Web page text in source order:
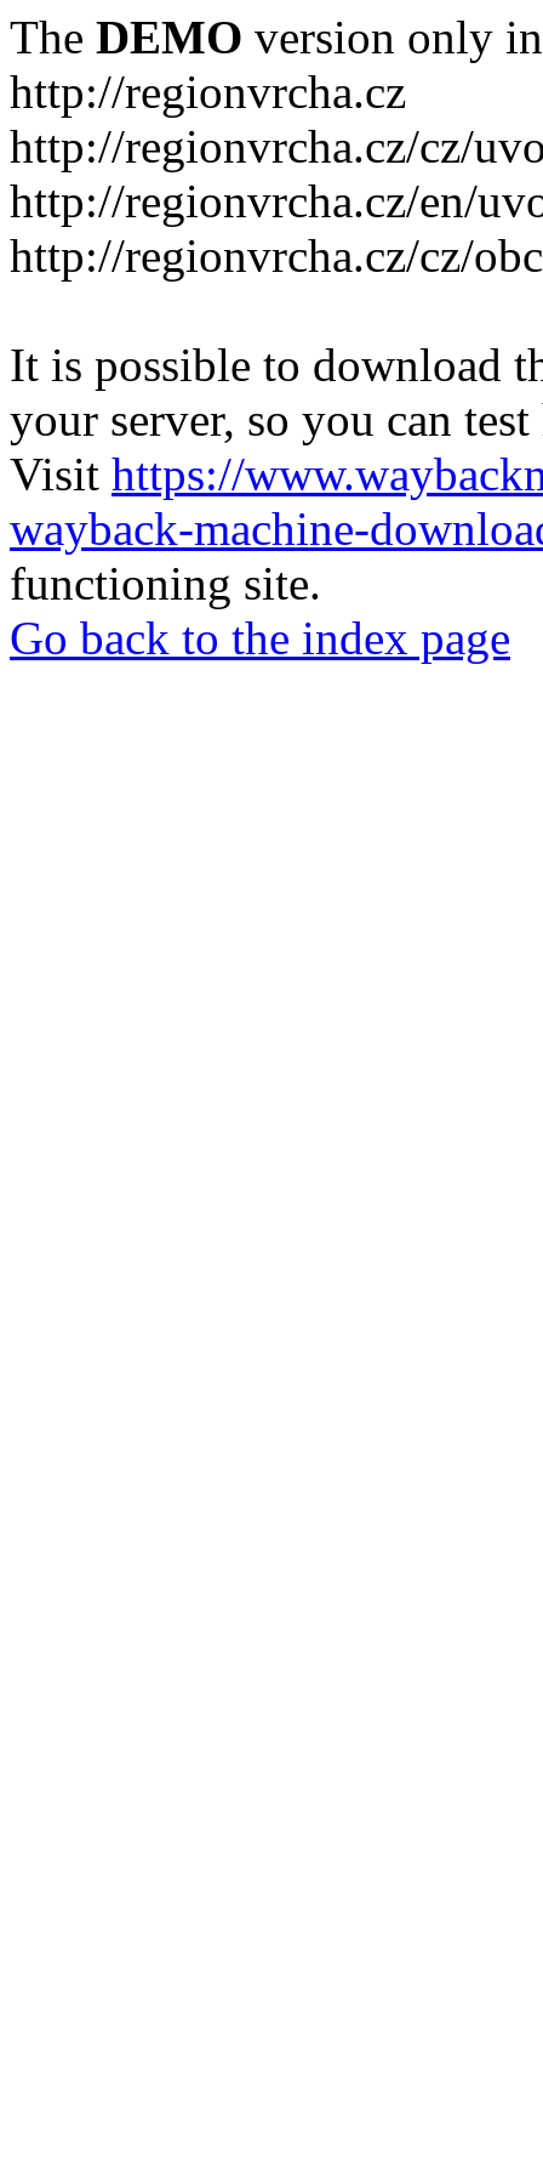
The DEMO version only
http://regionvrcha.cz
http://regionvrcha.cz/cz/
http://regionvrcha.cz/en/
http://regionvrcha.cz/cz/
It is possible to download
your server, so you can
Visit https://
wayback-machine-
functioning site.
Go back to the index page